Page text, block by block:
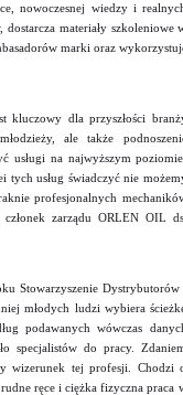
nowoczesnej wiedzy i
materiały szkoleniowe
marki oraz
kluczowy dla przyszłości
ale także
usługi na najwyższym poziomie,
usług świadczyć nie
profesjonalnych
zarządu ORLEN OIL ds.
Stowarzyszenie Dystrybutorów
młodych ludzi wybiera
podawanych wówczas
specjalistów do pracy.
wizerunek tej profesji. Chodzi
ręce i ciężka fizyczna praca